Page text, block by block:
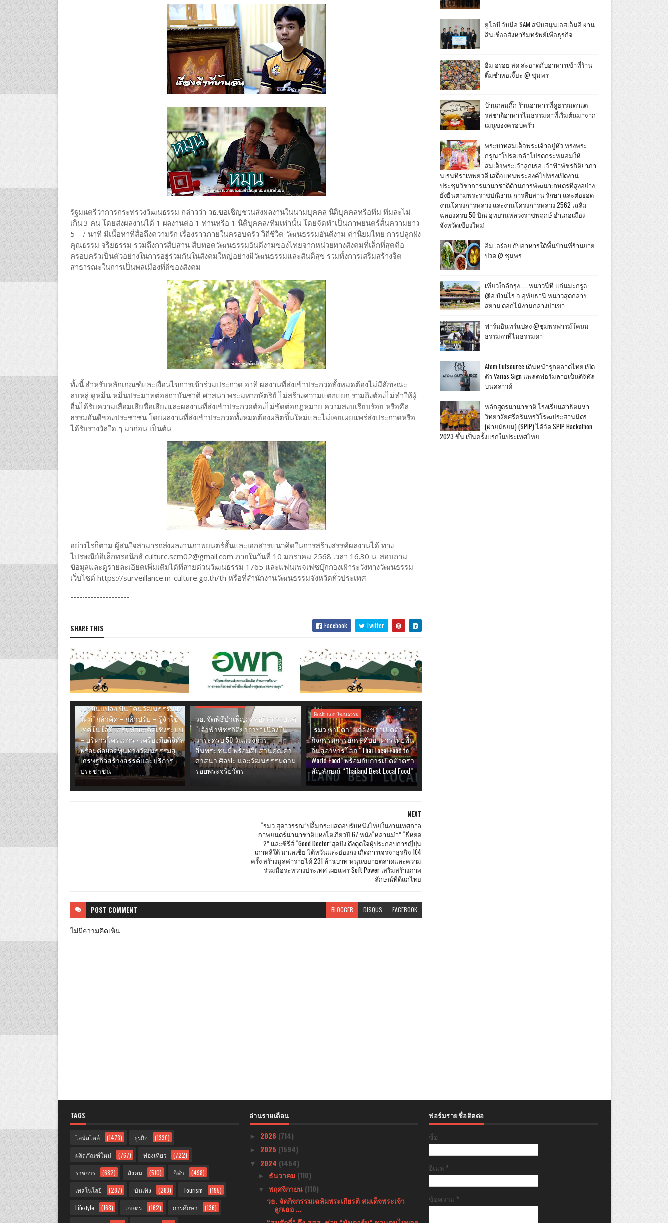
รัฐมนตรีว่าการกระทรวงวัฒนธรรม กล่าวว่า วธ.ขอเชิญชวนส่งผลงานในนามบุคคล นิติบุคคลหรือทีม ทีมละไม่
เกิน 3 คน โดยส่งผลงานได้ 1 ผลงานต่อ 1 ท่านหรือ 1 นิติบุคคล/ทีมเท่านั้น โดยจัดทำเป็นภาพยนตร์สั้นความยาว
5 - 7 นาที มีเนื้อหาที่สื่อถึงความรัก เรื่องราวภายในครอบครัว วิถีชีวิต วัฒนธรรมอันดีงาม ค่านิยมไทย การปลูกฝัง
คุณธรรม จริยธรรม รวมถึงการสืบสาน สืบทอดวัฒนธรรมอันดีงามของไทยจากหน่วยทางสังคมที่เล็กที่สุดคือ
ครอบครัวเป็นตัวอย่างในการอยู่ร่วมกันในสังคมใหญ่อย่างมีวัฒนธรรมและสันติสุข รวมทั้งการเสริมสร้างจิต
สาธารณะในการเป็นพลเมืองที่ดีของสังคม
ทั้งนี้ สำหรับหลักเกณฑ์และเงื่อนไขการเข้าร่วมประกวด อาทิ ผลงานที่ส่งเข้าประกวดทั้งหมดต้องไม่มีลักษณะ
ลบหลู่ ดูหมิ่น หมิ่นประมาทต่อสถาบันชาติ ศาสนา พระมหากษัตริย์ ไม่สร้างความแตกแยก รวมถึงต้องไม่ทำให้ผู้
อื่นได้รับความเสื่อมเสียชื่อเสียงและผลงานที่ส่งเข้าประกวดต้องไม่ขัดต่อกฎหมาย ความสงบเรียบร้อย หรือศีล
ธรรมอันดีของประชาชน โดยผลงานที่ส่งเข้าประกวดทั้งหมดต้องผลิตขึ้นใหม่และไม่เคยเผยแพร่ส่งประกวดหรือ
ได้รับรางวัลใด ๆ มาก่อน เป็นต้น
อย่างไรก็ตาม ผู้สนใจสามารถส่งผลงานภาพยนตร์สั้นและเอกสารแนวคิดในการสร้างสรรค์ผลงานได้ ทาง
ไปรษณีย์อิเล็กทรอนิกส์ culture.scm02@gmail.com ภายในวันที่ 10 มกราคม 2568 เวลา 16.30 น. สอบถาม
ข้อมูลและดูรายละเอียดเพิ่มเติมได้ที่สายด่วนวัฒนธรรม 1765 และแฟนเพจเฟซบุ๊กกองเฝ้าระวังทางวัฒนธรรม
เว็บไซต์ https://surveillance.m-culture.go.th/th หรือที่สำนักงานวัฒนธรรมจังหวัดทั่วประเทศ
--------------------
SHARE THIS Facebook Twitter
ศิลปะ และ วัฒนธรรม
เปลี่ยนแปลง ปั้น “คนวัฒนธรรมยุค
ใหม่” กล้าคิด – กล้าปรับ – รู้จักใช้
เทคโนโลยี เสริมทักษะคิดเชิงระบบ
– บริหารโครงการ - เครื่องมือดิจิทัล
พร้อมต่อยอดทุนทางวัฒนธรรมสู่
เศรษฐกิจสร้างสรรค์และบริการ
ประชาชน
ศิลปะ และ วัฒนธรรม
วธ. จัดพิธีบำเพ็ญกุศลอุทิศถวายแด่
“เจ้าฟ้าพัชรกิติยาภาฯ” เนื่องใน
วาระครบ 50 วันแห่งการ
สิ้นพระชนม์ พร้อมสืบสานคุณค่า
ศาสนา ศิลปะ และวัฒนธรรมตาม
รอยพระจริยวัตร
ศิลปะ และ วัฒนธรรม
"รมว.ซาบีดา” แถลงข่าวเปิดตัว
กิจกรรมการยกระดับอาหารไทยพื้น
ถิ่นสู่อาหารโลก “Thai Local Food to
World Food” พร้อมกับการเปิดตัวตรา
สัญลักษณ์ “Thailand Best Local Food”
NEXT
“รมว.สุดาวรรณ”ปลื้มกระแสตอบรับหนังไทยในงานเทศกาล
ภาพยนตร์นานาชาติแห่งโตเกียวปี 67 หนัง“หลานม่า” “ธี่หยด
2” และซีรีส์ “Good Doctor”สุดปัง ดึงดูดใจผู้ประกอบการญี่ปุ่น
เกาหลีใต้ มาเลเซีย ไต้หวันและฮ่องกง เกิดการเจรจาธุรกิจ 104
ครั้ง สร้างมูลค่ารายได้ 231 ล้านบาท หนุนขยายตลาดและความ
ร่วมมือระหว่างประเทศ เผยแพร่ Soft Power เสริมสร้างภาพ
ลักษณ์ที่ดีแก่ไทย
POST COMMENT BLOGGER DISQUS FACEBOOK
ไม่มีความคิดเห็น
ยูโอบี จับมือ SAM สนับสนุนเอสเอ็มอี ผ่าน
สินเชื่ออสังหาริมทรัพย์เพื่อธุรกิจ
อิ่ม อร่อย สด สะอาดกับอาหารเช้าที่ร้าน
ติ๋มซำหอเจี๊ยะ @ ชุมพร
บ้านกลมกิ๊ก ร้านอาหารที่ดูธรรมดาแต่
รสชาติอาหารไม่ธรรมดาที่เริ่มต้นมาจาก
เมนูของครอบครัว
พระบาทสมเด็จพระเจ้าอยู่หัว ทรงพระ
กรุณาโปรดเกล้าโปรดกระหม่อมให้
สมเด็จพระเจ้าลูกเธอ เจ้าฟ้าพัชรกิติยาภา
นเรนทิราเทพยวดี เสด็จแทนพระองค์ไปทรงเปิดงาน
ประชุมวิชาการนานาชาติด้านการพัฒนาเกษตรที่สูงอย่าง
ยั่งยืนตามพระราชปณิธาน การสืบสาน รักษา และต่อยอด
งานโครงการหลวง และงานโครงการหลวง 2562 เฉลิม
ฉลองครบ 50 ปีณ อุทยานหลวงราชพฤกษ์ อำเภอเมือง
จังหวัดเชียงใหม่
อิ่ม..อร่อย กับอาหารใต้พื้นบ้านที่ร้านยาย
ปวด @ ชุมพร
เที่ยวใกล้กรุง......หนาวนี้ที่ แก่นมะกรูด
@อ.บ้านไร่ จ.อุทัยธานี หนาวสุดกลาง
สยาม ดอกไม้งามกลางป่าเขา
ฟาร์มอินทร์แปลง @ชุมพรฟารม์โคนม
ธรรมดาที่ไม่ธรรมดา
Atom Outsource เดินหน้ารุกตลาดไทย เปิด
ตัว Varias Sign แพลตฟอร์มลายเซ็นดิจิทัล
บนคลาวด์
หลักสูตรนานาชาติ โรงเรียนสาธิตมหา
วิทยาลัยศรีครินทรวิโรฒประสานมิตร
(ฝ่ายมัธยม) (SPIP) ได้จัด SPIP Hackathon
2023 ขึ้น เป็นครั้งแรกในประเทศไทย
TAGS
ไลฟ์สไตล์ (1473) ธุรกิจ (1330)
ผลิตภัณฑ์ใหม่ (767) ท่องเที่ยว (722)
ราชการ (682) สังคม (510) กีฬา (498)
เทคโนโลยี (287) บันเทิง (283) Tourism (195)
Lifestyle (168) เกษตร (162) การศึกษา (136)
อ่านรายเดือน
► 2026 (714)
► 2025 (1594)
▼ 2024 (1454)
► ธันวาคม (110)
▼ พฤศจิกายน (110)
วธ. จัดกิจกรรมเฉลิมพระเกียรติ สมเด็จพระเจ้า
ลูกเธอ ...
ฟอร์มรายชื่อติดต่อ
ชื่อ
อีเมล *
ข้อความ *